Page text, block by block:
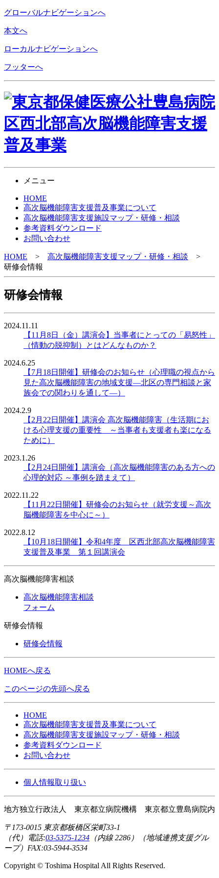
グローバルナビゲーションへ
本文へ
ローカルナビゲーションへ
フッターへ
メニュー
HOME
高次脳機能障害支援普及事業について
高次脳機能障害支援施設マップ・研修・相談
参考資料ダウンロード
お問い合わせ
HOME > 高次脳機能障害支援マップ・研修・相談 >
研修会情報
研修会情報
2024.11.11
【11月8日（金）講演会】当事者にとっての「易怒性」
（情動の脱抑制）とはどんなものか？
2024.6.25
【7月18日開催】研修会のお知らせ（心理職の視点から
見た高次脳機能障害の地域支援―北区の専門相談と家
族会での関わりを通して―）
2024.2.9
【2月22日開催】講演会 高次脳機能障害（生活期にお
ける心理支援の重要性 ～当事者も支援者も楽になる
ために）
2023.1.26
【2月24日開催】講演会（高次脳機能障害のある方への
心理的対応 ～事例を踏まえて）
2022.11.22
【11月22日開催】研修会のお知らせ（就労支援～高次
脳機能障害を中心に～）
2022.8.12
【10月18日開催】令和4年度 区西北部高次脳機能障害
支援普及事業 第１回講演会
高次脳機能障害相談
高次脳機能障害相談
フォーム
研修会情報
研修会情報
HOMEへ戻る
このページの先頭へ戻る
HOME
高次脳機能障害支援普及事業について
高次脳機能障害支援施設マップ・研修・相談
参考資料ダウンロード
お問い合わせ
個人情報取り扱い
地方独立行政法人 東京都立病院機構 東京都立豊島病院内
〒173-0015 東京都板橋区栄町33-1
（代）電話:03-5375-1234 （内線 2286）
（地域連携支援グル
ープ）FAX:03-5944-3534
Copyright © Toshima Hospital All Rights Reserved.